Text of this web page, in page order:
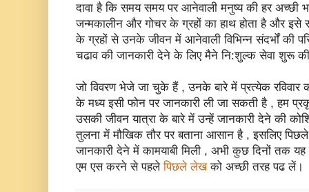
दावा है कि समय समय पर आनेवाली मनुष्‍य की हर अच्‍छी
जन्‍मकालीन और गोचर के ग्रहों का हाथ होता है और
के ग्रहों से उनके जीवन में आनेवाली विभिन्‍न संदर्भों की
चढाव की जानकारी देने के लिए मैने नि:शुल्‍क सेवा शुरू
जो विवरण भेजे जा चुके हैं , उनके बारे में प्रत्‍येक रविवार
के मध्‍य इसी फोन पर जानकारी ली जा सकती है , हम
उसकी जीवन यात्रा के बारे में उन्‍हें जानकारी देने की
तुलना में मौखिक तौर पर बताना आसान है , इसलिए
जानकारी देने में कामयाबी मिली , अभी कुछ दिनों तक
एम एस करने से पहलेपिछले लेखको अच्‍छी तरह पढ लें।